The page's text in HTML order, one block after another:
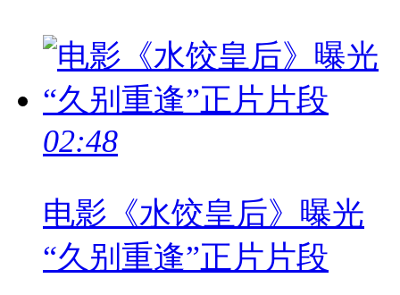
02:48
电影《水饺皇后》曝光
“久别重逢”正片片段